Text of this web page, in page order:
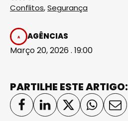
Conflitos,Segurança
AGÊNCIAS
Março 20, 2026 . 19:00
PARTILHE ESTE ARTIGO: